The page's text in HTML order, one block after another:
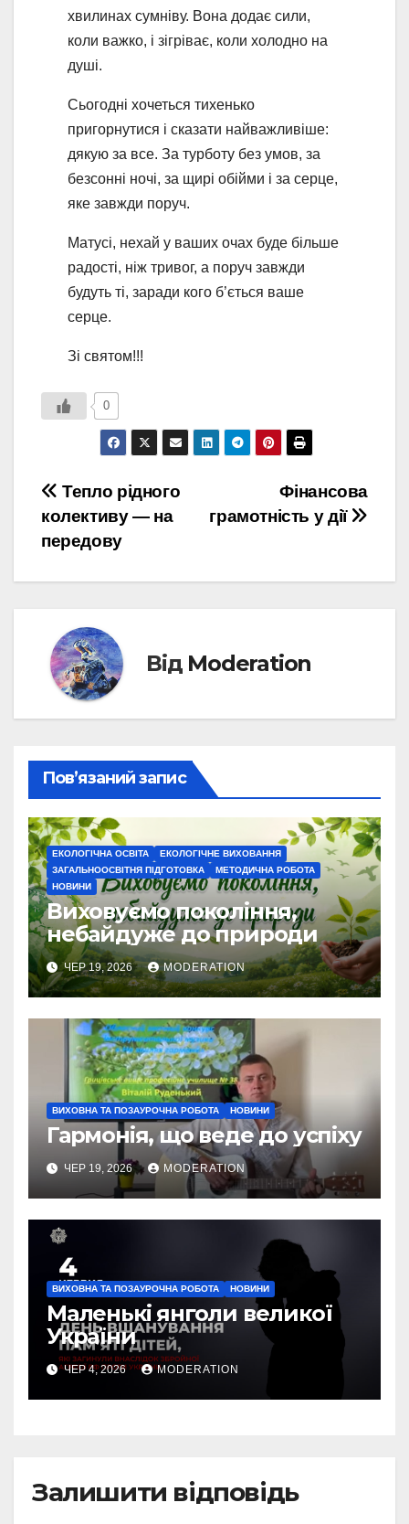
хвилинах сумніву. Вона додає сили,
коли важко, і зігріває, коли холодно на
душі.
Сьогодні хочеться тихенько
пригорнутися і сказати найважливіше:
дякую за все. За турботу без умов, за
безсонні ночі, за щирі обійми і за серце,
яке завжди поруч.
Матусі, нехай у ваших очах буде більше
радості, ніж тривог, а поруч завжди
будуть ті, заради кого б’ється ваше
серце.
Зі святом!!!
0
Навігація
записів
Фінансова
грамотність у дії
Тепло рідного
колективу — на
передову
Від Moderation
Пов’язаний запис
ЕКОЛОГІЧНА ОСВІТА
ЕКОЛОГІЧНЕ ВИХОВАННЯ
ЗАГАЛЬНООСВІТНЯ ПІДГОТОВКА
МЕТОДИЧНА РОБОТА
НОВИНИ
Виховуємо покоління,
небайдуже до природи
ЧЕР 19, 2026 MODERATION
ВИХОВНА ТА ПОЗАУРОЧНА РОБОТА НОВИНИ
Гармонія, що веде до успіху
ЧЕР 19, 2026 MODERATION
ВИХОВНА ТА ПОЗАУРОЧНА РОБОТА НОВИНИ
Маленькі янголи великої
України
ЧЕР 4, 2026 MODERATION
Залишити відповідь